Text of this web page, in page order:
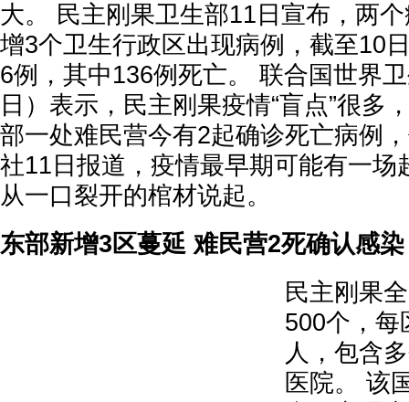
大。 民主刚果卫生部11日宣布，两
增3个卫生行政区出现病例，截至10
6例，其中136例死亡。 联合国世界
日）表示，民主刚果疫情“盲点”很多
部一处难民营今有2起确诊死亡病例
社11日报道，疫情最早期可能有一场
从一口裂开的棺材说起。
东部新增3区蔓延 难民营2死确认感染
民主刚果
500个，每
人，包含
医院。 该